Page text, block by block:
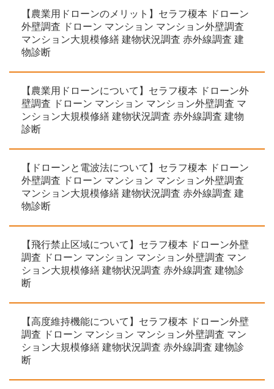
【農業用ドローンのメリット】セラフ榎本 ドローン
外壁調査 ドローン マンション マンション外壁調査
マンション大規模修繕 建物状況調査 赤外線調査 建
物診断
【農業用ドローンについて】セラフ榎本 ドローン外
壁調査 ドローン マンション マンション外壁調査 マ
ンション大規模修繕 建物状況調査 赤外線調査 建物
診断
【ドローンと電波法について】セラフ榎本 ドローン
外壁調査 ドローン マンション マンション外壁調査
マンション大規模修繕 建物状況調査 赤外線調査 建
物診断
【飛行禁止区域について】セラフ榎本 ドローン外壁
調査 ドローン マンション マンション外壁調査 マン
ション大規模修繕 建物状況調査 赤外線調査 建物診
断
【高度維持機能について】セラフ榎本 ドローン外壁
調査 ドローン マンション マンション外壁調査 マン
ション大規模修繕 建物状況調査 赤外線調査 建物診
断